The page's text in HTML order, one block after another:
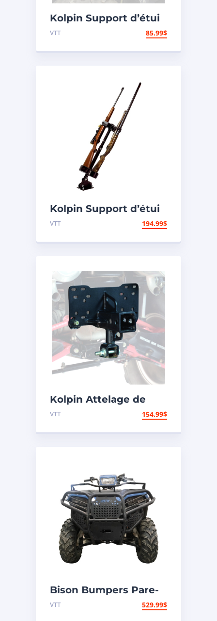
Kolpin Support d’étui
à fusil en plastique
VTT 85.99$
Kolpin Support d’étui
à fusil pour UTV
VTT 194.99$
Kolpin Attelage de
remorque
VTT 154.99$
Bison Bumpers Pare-
chocs Hunter Avant –
VTT 529.99$